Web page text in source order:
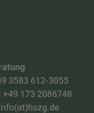
3583 612-3055
+49 173 2086748